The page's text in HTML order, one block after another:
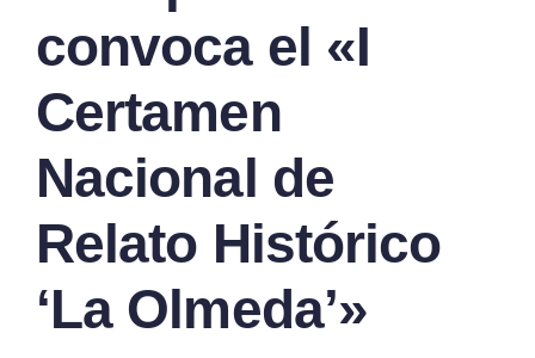
convoca el «I
Certamen
Nacional de
Relato Histórico
‘La Olmeda’»